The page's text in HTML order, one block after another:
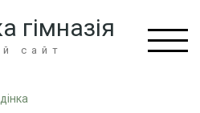
гімназія
сайт